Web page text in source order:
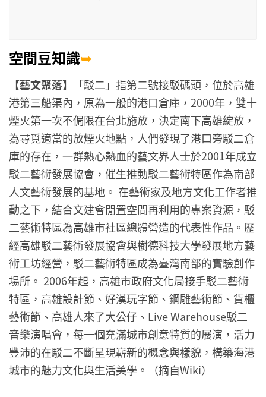
空間豆知識➥
【藝文聚落】
「駁二」指第二號接駁碼頭，位於高雄
港第三船渠內，原為一般的港口倉庫，2000年，雙十
煙火第一次不侷限在台北施放，決定南下高雄綻放，
為尋覓適當的放煙火地點，人們發現了港口旁駁二倉
庫的存在，一群熱心熱血的藝文界人士於2001年成立
駁二藝術發展協會，催生推動駁二藝術特區作為南部
人文藝術發展的基地。 在藝術家及地方文化工作者推
動之下，結合文建會閒置空間再利用的專案資源，駁
二藝術特區為高雄市社區總體營造的代表性作品。歷
經高雄駁二藝術發展協會與樹德科技大學發展地方藝
術工坊經營，駁二藝術特區成為臺灣南部的實驗創作
場所。 2006年起，高雄市政府文化局接手駁二藝術
特區，高雄設計節、好漢玩字節、鋼雕藝術節、貨櫃
藝術節、高雄人來了大公仔、Live Warehouse駁二
音樂演唱會，每一個充滿城市創意特質的展演，活力
豐沛的在駁二不斷呈現嶄新的概念與樣貌，構築海港
城市的魅力文化與生活美學。（摘自Wiki）